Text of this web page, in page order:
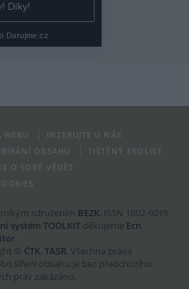
INZERUJTE U NÁS
OBSAHU
TIŠTĚNÝ EKOLIST
O SOBĚ VĚDĚT
sdružením BEZK. ISSN 1802-9019.
systém TOOLKIT děkujeme Ecn
.
© ČTK, TASR. Všechna práva
šíření obsahu je bez předchozího
práv zakázáno.